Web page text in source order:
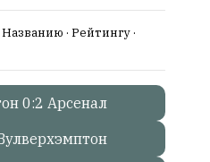
Названию · Рейтингу ·
0:2 Арсенал